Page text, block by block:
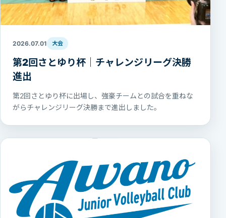
2026.07.01 大会
第2回さとゆり杯｜チャレンジリーグ決勝
進出
第2回さとゆり杯に出場し、強豪チームとの試合を重ねな
がらチャレンジリーグ決勝まで進出しました。